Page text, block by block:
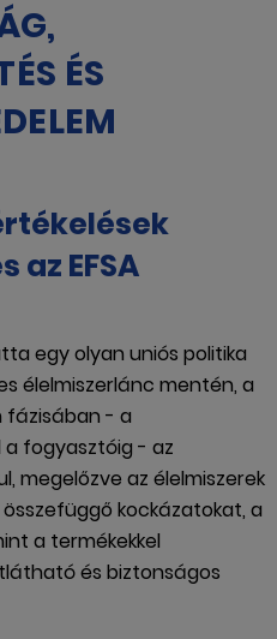
ÉS
EFSA
egy olyan uniós politika
élelmiszerlánc mentén, a
fázisában - a
fogyasztóig - az
megelőzve az élelmiszerek
kockázatokat, a
a termékekkel
és biztonságos